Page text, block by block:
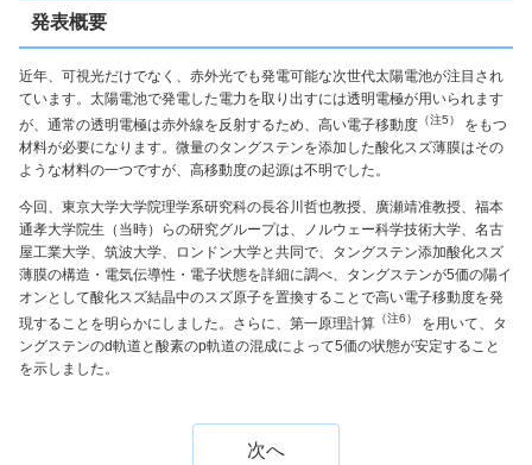
発表概要
近年、可視光だけでなく、赤外光でも発電可能な次世代太陽電池が注目され
ています。太陽電池で発電した電力を取り出すには透明電極が用いられます
が、通常の透明電極は赤外線を反射するため、高い電子移動度 （注5）
をもつ
材料が必要になります。微量のタングステンを添加した酸化スズ薄膜はその
ような材料の一つですが、高移動度の起源は不明でした。
今回、東京大学大学院理学系研究科の長谷川哲也教授、廣瀬靖准教授、福本
通孝大学院生（当時）らの研究グループは、ノルウェー科学技術大学、名古
屋工業大学、筑波大学、ロンドン大学と共同で、タングステン添加酸化スズ
薄膜の構造・電気伝導性・電子状態を詳細に調べ、タングステンが5価の陽イ
オンとして酸化スズ結晶中のスズ原子を置換することで高い電子移動度を発
現することを明らかにしました。さらに、第一原理計算 （注6）
を用いて、タ
ングステンのd軌道と酸素のp軌道の混成によって5価の状態が安定すること
を示しました。
次へ